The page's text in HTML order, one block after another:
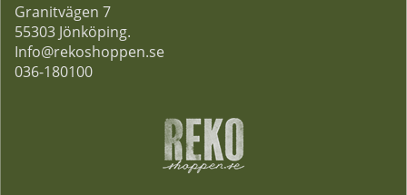
Granitvägen 7
55303 Jönköping.
Info@rekoshoppen.se
036-180100